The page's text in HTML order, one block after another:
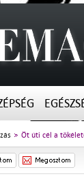
Öt úti cél a